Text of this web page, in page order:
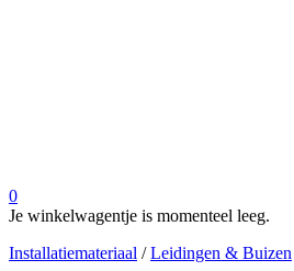
0
Je winkelwagentje is momenteel leeg.
Installatiemateriaal /Leidingen & Buizen